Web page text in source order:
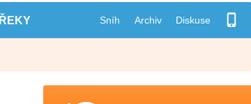
ŘEKY Sníh Archiv Diskuse